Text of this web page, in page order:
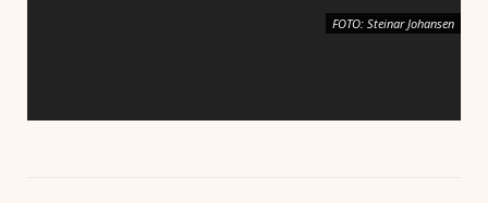
FOTO: Steinar Johansen